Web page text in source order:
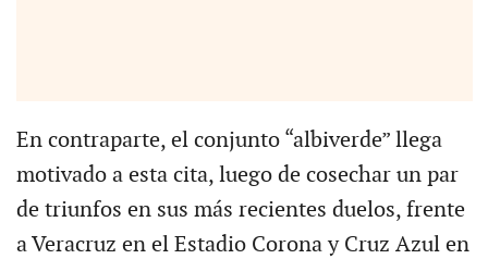
En contraparte, el conjunto “albiverde” llega
motivado a esta cita, luego de cosechar un par
de triunfos en sus más recientes duelos, frente
a Veracruz en el Estadio Corona y Cruz Azul en